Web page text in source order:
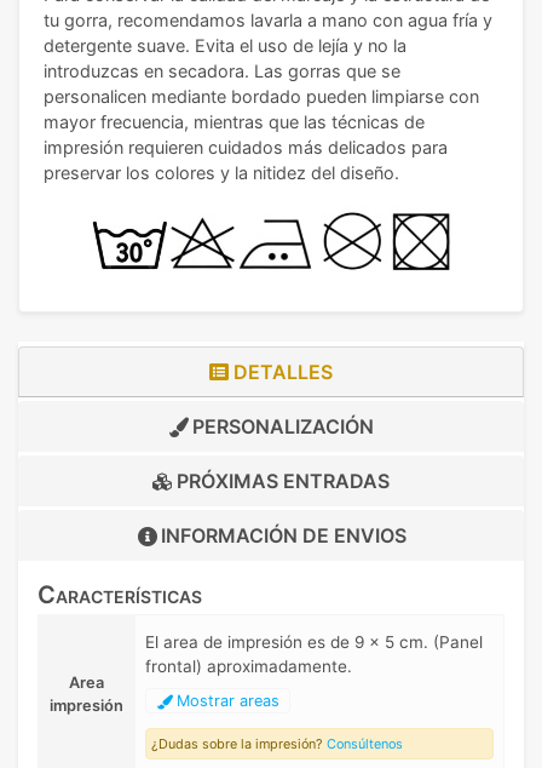
tu gorra, recomendamos lavarla a mano con agua fría y
detergente suave. Evita el uso de lejía y no la
introduzcas en secadora. Las gorras que se
personalicen mediante bordado pueden limpiarse con
mayor frecuencia, mientras que las técnicas de
impresión requieren cuidados más delicados para
preservar los colores y la nitidez del diseño.
DETALLES
PERSONALIZACIÓN
PRÓXIMAS ENTRADAS
INFORMACIÓN DE ENVIOS
Características
Area
impresión
El area de impresión es de 9 x 5 cm. (Panel
frontal) aproximadamente.
Mostrar areas
¿Dudas sobre la impresión? Consúltenos